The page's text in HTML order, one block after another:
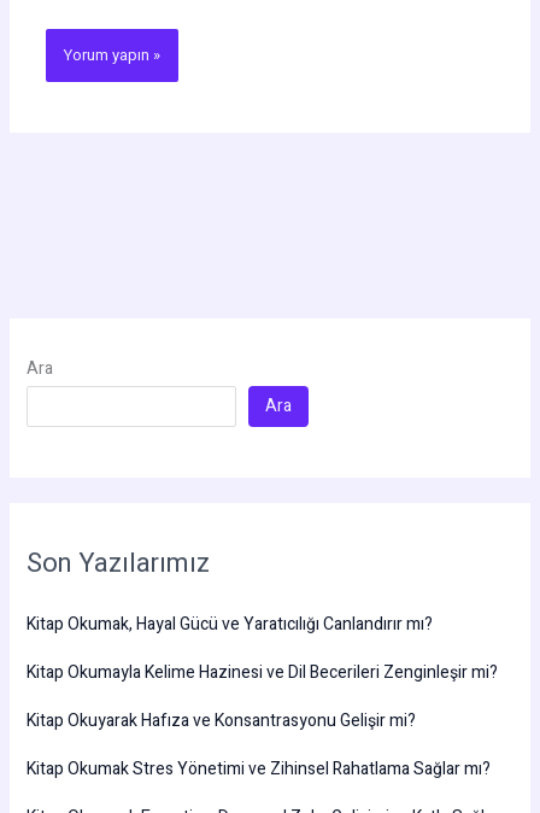
Ara
Ara
Son Yazılarımız
Kitap Okumak, Hayal Gücü ve Yaratıcılığı Canlandırır mı?
Kitap Okumayla Kelime Hazinesi ve Dil Becerileri Zenginleşir mi?
Kitap Okuyarak Hafıza ve Konsantrasyonu Gelişir mi?
Kitap Okumak Stres Yönetimi ve Zihinsel Rahatlama Sağlar mı?